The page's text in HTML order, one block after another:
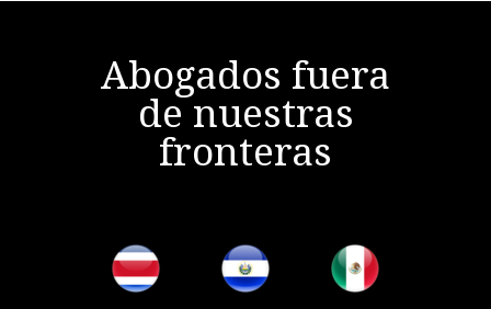
Abogados fuera
de nuestras
fronteras